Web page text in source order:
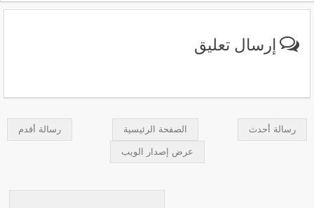
إرسال تعليق
رسالة أحدث رسالة أقدم الصفحة الرئيسية
عرض إصدار الويب